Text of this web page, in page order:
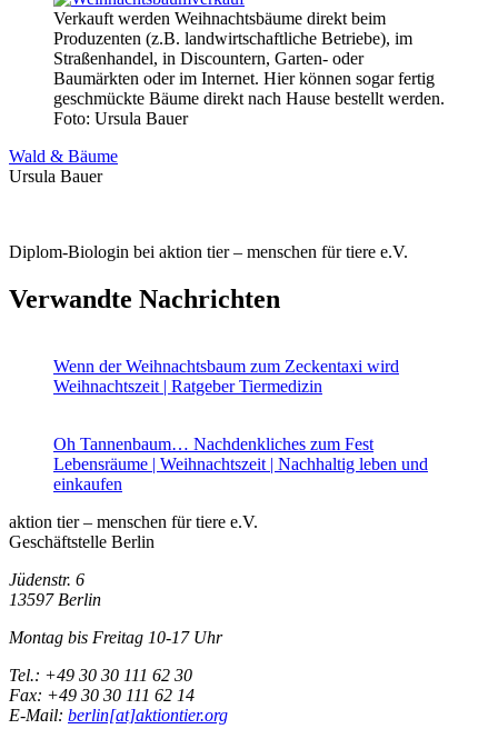
Verkauft werden Weihnachtsbäume direkt beim
Produzenten (z.B. landwirtschaftliche Betriebe), im
Straßenhandel, in Discountern, Garten- oder
Baumärkten oder im Internet. Hier können sogar fertig
geschmückte Bäume direkt nach Hause bestellt werden.
Foto: Ursula Bauer
Wald & Bäume
Ursula Bauer
Diplom-Biologin bei aktion tier – menschen für tiere e.V.
Verwandte Nachrichten
Wenn der Weihnachtsbaum zum Zeckentaxi wird
Weihnachtszeit | Ratgeber Tiermedizin
Oh Tannenbaum… Nachdenkliches zum Fest
Lebensräume | Weihnachtszeit | Nachhaltig leben und
einkaufen
aktion tier – menschen für tiere e.V.
Geschäftstelle Berlin
Jüdenstr. 6
13597 Berlin
Montag bis Freitag 10-17 Uhr
Tel.: +49 30 30 111 62 30
Fax: +49 30 30 111 62 14
E-Mail: berlin[at]aktiontier.org